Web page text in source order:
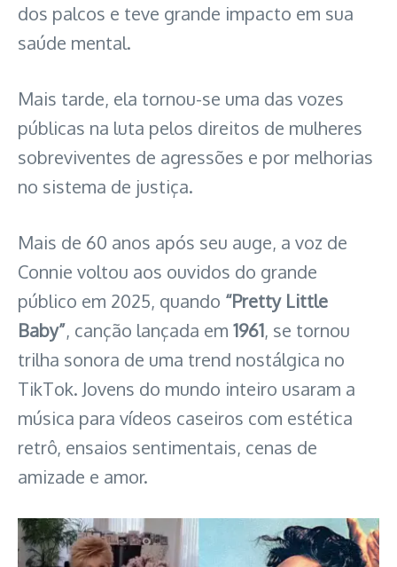
dos palcos e teve grande impacto em sua
saúde mental.
Mais tarde, ela tornou-se uma das vozes
públicas na luta pelos direitos de mulheres
sobreviventes de agressões e por melhorias
no sistema de justiça.
Mais de 60 anos após seu auge, a voz de
Connie voltou aos ouvidos do grande
público em 2025, quando “Pretty Little
Baby”, canção lançada em 1961, se tornou
trilha sonora de uma trend nostálgica no
TikTok. Jovens do mundo inteiro usaram a
música para vídeos caseiros com estética
retrô, ensaios sentimentais, cenas de
amizade e amor.